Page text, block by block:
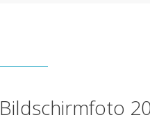
Bildschirmfoto